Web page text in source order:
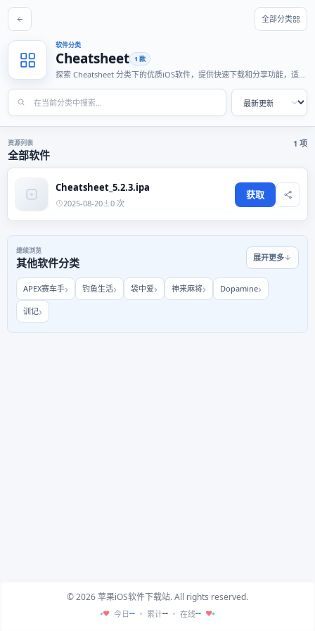
全部分类
软件分类
Cheatsheet 1 款
探索 Cheatsheet 分类下的优质iOS软件，提供快速下载和分享功能，适合
资源列表
全部软件
1 项
Cheatsheet_5.2.3.ipa
2025-08-20 0 次
获取
继续浏览
其他软件分类 展开更多
APEX赛车手 钓鱼生活 袋中爱 神来麻将 Dopamine
训记
© 2026 苹果iOS软件下载站. All rights reserved.
♥ 今日-- 累计-- 在线-- ♥